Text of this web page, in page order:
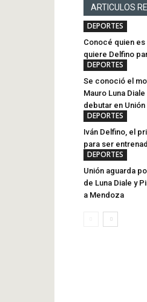
ARTICULOS
DEPORTES
Conocé quien
quiere Delfino
DEPORTES
Se conoció el
Mauro Luna
debutar en Unión
DEPORTES
Iván Delfino, el
para ser
DEPORTES
Unión aguarda
de Luna Diale y
a Mendoza